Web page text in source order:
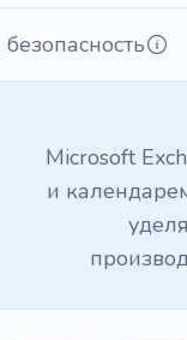
Microsoft
и